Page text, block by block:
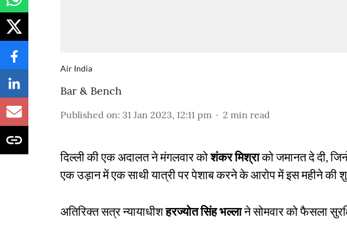
Air India
Bar & Bench
Published on: 31 Jan 2023, 12:11 pm 2 min read
दिल्ली की एक अदालत ने मंगलवार कोशंकर मिश्राको जमानत दे दी,
एक उड़ान में एक साथी यात्री पर पेशाब करने के आरोप में इस महीने की
अतिरिक्त सत्र न्यायाधीशहरज्योत सिंह भल्लाने सोमवार को फैसला